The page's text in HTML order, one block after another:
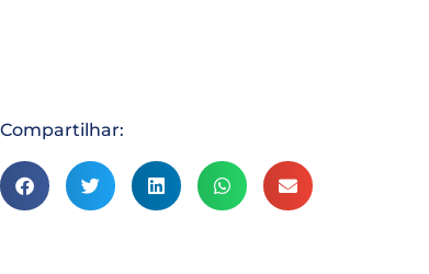
Compartilhar: